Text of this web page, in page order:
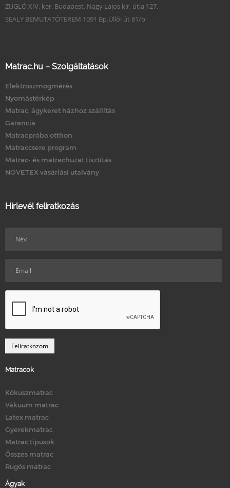
ZUGLÓ XIV. ker. Budapest, Nagy Lajos kir. útja 127.
SEALY BEMUTATÓTEREM 1091 Bp.Üllői út 81/b
Matrac.hu – Szolgáltatások
Elektroszmogmérés
Nyomástérkép
Matrac, ágykeret házhoz szállítás
Garancia
Matracpróba otthon
Matraccsere program
Matrac- és matrachuzat tisztítás
NOVETEX vásárlási utalvány
Hírlevél feliratkozás
Matracok
Kókuszmatrac
Vákuum matrac
Latex matrac
Gyerekmatrac
Matrac típusok
Összes matrac
Rugós matrac
Ágyak